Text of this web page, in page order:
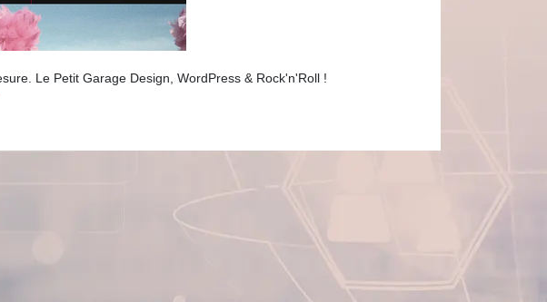
Le Petit Garage Design, WordPress & Rock'n'Roll !